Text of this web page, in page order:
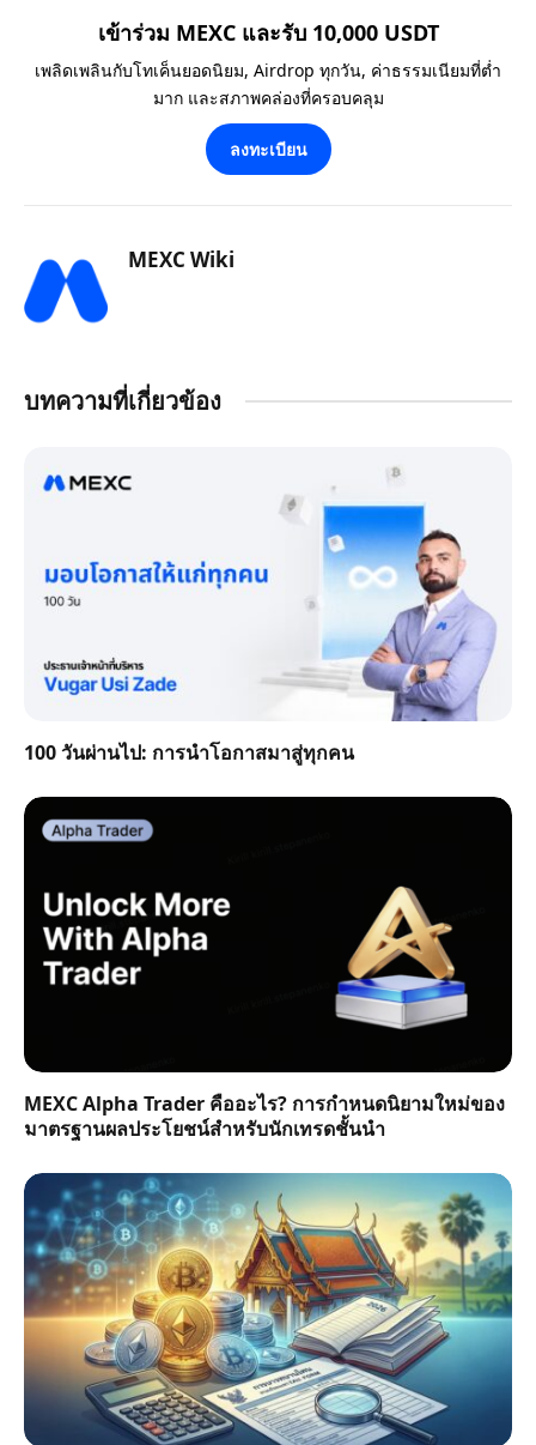
เข้าร่วม MEXC และรับ 10,000 USDT
เพลิดเพลินกับโทเค็นยอดนิยม, Airdrop ทุกวัน, ค่าธรรมเนียมที่ต่ำ
มาก และสภาพคล่องที่ครอบคลุม
ลงทะเบียน
MEXC Wiki
บทความที่เกี่ยวข้อง
100 วันผ่านไป: การนำโอกาสมาสู่ทุกคน
MEXC Alpha Trader คืออะไร? การกำหนดนิยามใหม่ของ
มาตรฐานผลประโยชน์สำหรับนักเทรดชั้นนำ